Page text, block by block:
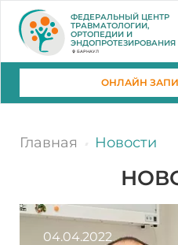
ФЕДЕРАЛЬНЫЙ ЦЕНТР
ТРАВМАТОЛОГИИ,
ОРТОПЕДИИ И
ЭНДОПРОТЕЗИРОВАНИЯ
БАРНАУЛ
ОНЛАЙН
Главная Новости
04.04.2022